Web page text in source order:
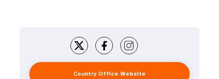
Country Office Website